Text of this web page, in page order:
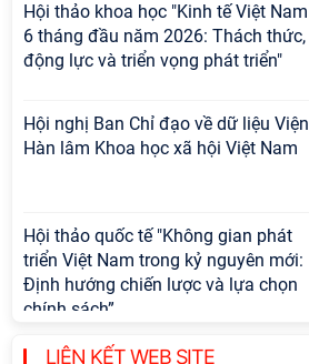
Hội thảo khoa học "Kinh tế Việt Nam
6 tháng đầu năm 2026: Thách thức,
động lực và triển vọng phát triển"
Hội nghị Ban Chỉ đạo về dữ liệu Viện
Hàn lâm Khoa học xã hội Việt Nam
Hội thảo quốc tế "Không gian phát
triển Việt Nam trong kỷ nguyên mới:
Định hướng chiến lược và lựa chọn
chính sách”
Khai quật công trường khai thác đá
LIÊN KẾT WEB SITE